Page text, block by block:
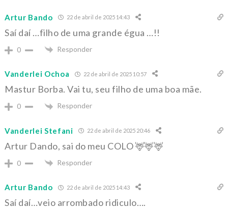
Artur Bando 22 de abril de 2025 14:43
Saí daí …filho de uma grande égua …!!
0 Responder
Vanderlei Ochoa 22 de abril de 2025 10:57
Mastur Borba. Vai tu, seu filho de uma boa mãe.
0 Responder
Vanderlei Stefani 22 de abril de 2025 20:46
Artur Dando, sai do meu COLO 🦌🦌🦌
0 Responder
Artur Bando 22 de abril de 2025 14:43
Saí daí…veio arrombado ridiculo….